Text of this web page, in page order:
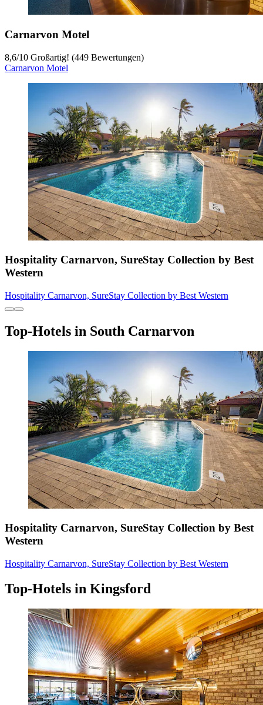
Carnarvon Motel
8,6/10 Großartig! (449 Bewertungen)
Carnarvon Motel
Hospitality Carnarvon, SureStay Collection by Best
Western
Hospitality Carnarvon, SureStay Collection by Best Western
Top-Hotels in South Carnarvon
Hospitality Carnarvon, SureStay Collection by Best
Western
Hospitality Carnarvon, SureStay Collection by Best Western
Top-Hotels in Kingsford